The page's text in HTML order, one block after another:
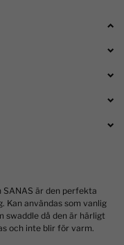
är den perfekta
Kan användas som vanlig
swaddle då den är härligt
och inte blir för varm.